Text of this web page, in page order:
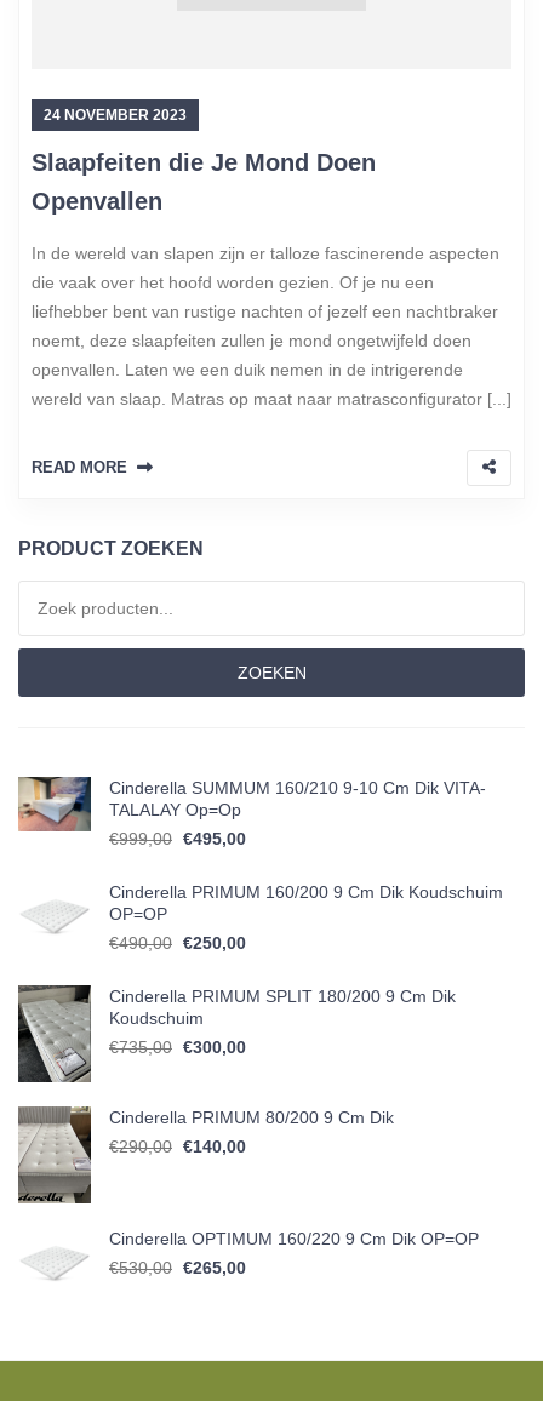
24 NOVEMBER 2023
Slaapfeiten die Je Mond Doen
Openvallen
In de wereld van slapen zijn er talloze fascinerende aspecten
die vaak over het hoofd worden gezien. Of je nu een
liefhebber bent van rustige nachten of jezelf een nachtbraker
noemt, deze slaapfeiten zullen je mond ongetwijfeld doen
openvallen. Laten we een duik nemen in de intrigerende
wereld van slaap. Matras op maat naar matrasconfigurator [...]
READ MORE
PRODUCT ZOEKEN
ZOEKEN
Cinderella SUMMUM 160/210 9-10 Cm Dik VITA-
TALALAY Op=op
€999,00 Oorspronkelijke prijs was: €999,00.
€495,00
Cinderella PRIMUM 160/200 9 Cm Dik Koudschuim
OP=OP
€490,00 Oorspronkelijke prijs was: €490,00.
€250,00
Cinderella PRIMUM SPLIT 180/200 9 Cm Dik
Koudschuim
€735,00 Oorspronkelijke prijs was: €735,00.
€300,00
Cinderella PRIMUM 80/200 9 Cm Dik
€290,00 Oorspronkelijke prijs was: €290,00.
€140,00
Cinderella OPTIMUM 160/220 9 Cm Dik OP=OP
€530,00 Oorspronkelijke prijs was: €530,00.
€265,00